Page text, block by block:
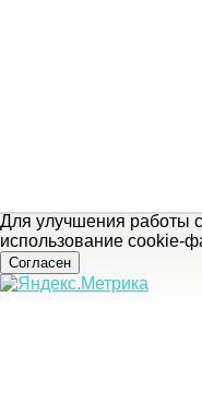
Для улучшения работы
использование cookie-
Согласен